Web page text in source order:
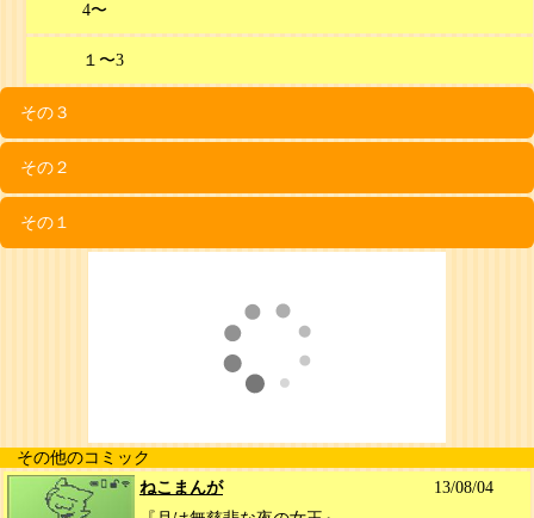
4〜
１〜3
その３
その２
その１
その他のコミック
ねこまんが
13/08/04